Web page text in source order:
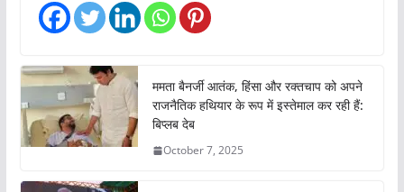
ममता बैनर्जी आतंक, हिंसा और रक्तचाप को अपने
राजनैतिक हथियार के रूप में इस्तेमाल कर रही हैं:
बिप्लब देब
October 7, 2025